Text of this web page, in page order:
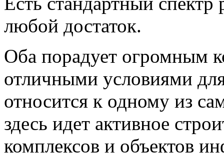
любой достаток.
Оба порадует огромным
отличными условиями
относится к одному из
здесь идет активное
комплексов и объектов